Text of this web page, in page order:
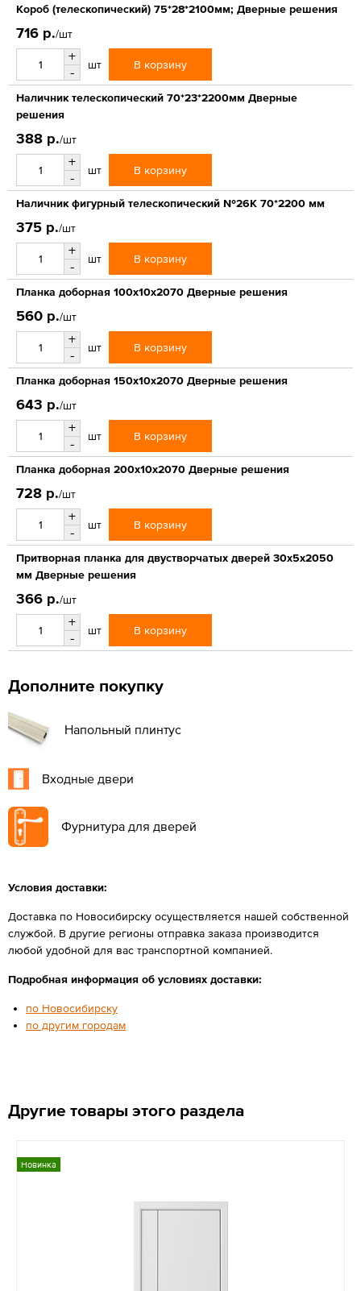
Короб (телескопический) 75*28*2100мм; Дверные решения
716 р./шт
+
-
шт В корзину
Наличник телескопический 70*23*2200мм Дверные
решения
388 р./шт
+
-
шт В корзину
Наличник фигурный телескопический №26К 70*2200 мм
375 р./шт
+
-
шт В корзину
Планка доборная 100х10х2070 Дверные решения
560 р./шт
+
-
шт В корзину
Планка доборная 150х10х2070 Дверные решения
643 р./шт
+
-
шт В корзину
Планка доборная 200х10х2070 Дверные решения
728 р./шт
+
-
шт В корзину
Притворная планка для двустворчатых дверей 30х5х2050
мм Дверные решения
366 р./шт
+
-
шт В корзину
Дополните покупку
Напольный плинтус
Входные двери
Фурнитура для дверей
Условия доставки:
Доставка по Новосибирску осуществляется нашей собственной
службой. В другие регионы отправка заказа производится
любой удобной для вас транспортной компанией.
Подробная информация об условиях доставки:
по Новосибирску
по другим городам
Другие товары этого раздела
Новинка